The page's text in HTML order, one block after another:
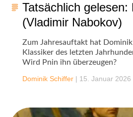
Tatsächlich gelesen:
(Vladimir Nabokov)
Zum Jahresauftakt hat
Klassiker des letzten
Wird Pnin ihn überzeugen?
Dominik Schiffer | 15. Januar 2026